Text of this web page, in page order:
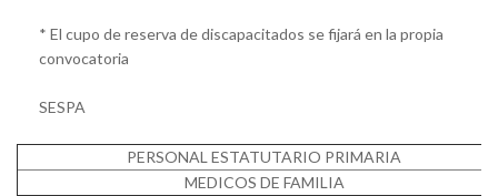
* El cupo de reserva de discapacitados se fijará en la propia
convocatoria
SESPA
PERSONAL ESTATUTARIO PRIMARIA
MEDICOS DE FAMILIA